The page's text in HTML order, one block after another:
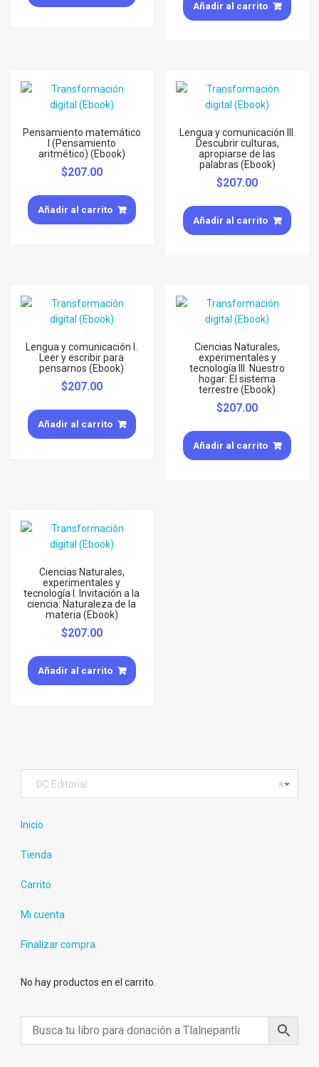
Añadir al carrito
Pensamiento matemático
I (Pensamiento
aritmético) (Ebook)
$207.00
Añadir al carrito
Lengua y comunicación lll.
Descubrir culturas,
apropiarse de las
palabras (Ebook)
$207.00
Añadir al carrito
Lengua y comunicación I.
Leer y escribir para
pensarnos (Ebook)
$207.00
Añadir al carrito
Ciencias Naturales,
experimentales y
tecnología III. Nuestro
hogar: El sistema
terrestre (Ebook)
$207.00
Añadir al carrito
Ciencias Naturales,
experimentales y
tecnología I. Invitación a la
ciencia: Naturaleza de la
materia (Ebook)
$207.00
Añadir al carrito
×
DC Editorial
Inicio
Tienda
Carrito
Mi cuenta
Finalizar compra
No hay productos en el carrito.